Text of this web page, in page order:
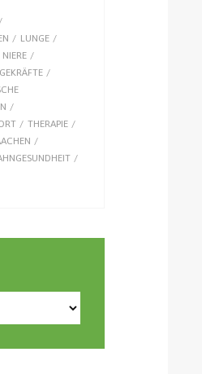
LUNGE
NIERE
THERAPIE